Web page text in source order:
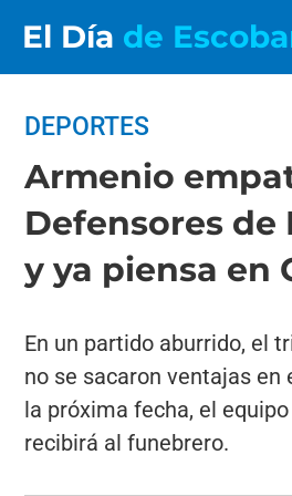
El Día de
DEPORTES
Armenio
Defensores de
y ya piensa en
En un partido aburrido, el
no se sacaron ventajas en
la próxima fecha, el
recibirá al funebrero.